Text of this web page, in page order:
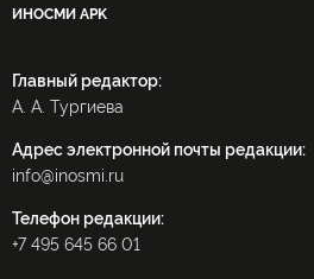
ИНОСМИ APK
Главный редактор:
А. А. Тургиева
Адрес электронной почты редакции:
info@inosmi.ru
Телефон редакции:
+7 495 645 66 01